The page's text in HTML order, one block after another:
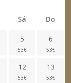
Sá Do
5
53€
6
53€
12
53€
13
53€